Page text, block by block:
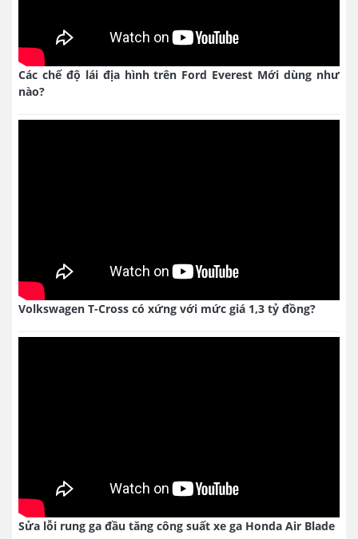
Các chế độ lái địa hình trên Ford Everest Mới dùng như
nào?
Volkswagen T-Cross có xứng với mức giá 1,3 tỷ đồng?
Sửa lỗi rung ga đầu tăng công suất xe ga Honda Air Blade